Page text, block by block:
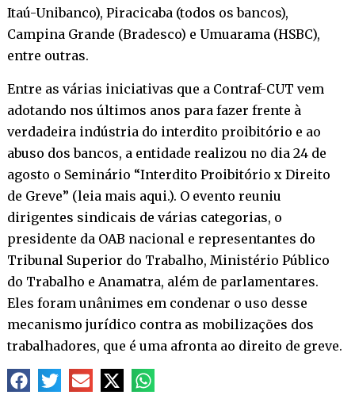
Itaú-Unibanco), Piracicaba (todos os bancos),
Campina Grande (Bradesco) e Umuarama (HSBC),
entre outras.
Entre as várias iniciativas que a Contraf-CUT vem
adotando nos últimos anos para fazer frente à
verdadeira indústria do interdito proibitório e ao
abuso dos bancos, a entidade realizou no dia 24 de
agosto o Seminário “Interdito Proibitório x Direito
de Greve” (leia mais aqui.). O evento reuniu
dirigentes sindicais de várias categorias, o
presidente da OAB nacional e representantes do
Tribunal Superior do Trabalho, Ministério Público
do Trabalho e Anamatra, além de parlamentares.
Eles foram unânimes em condenar o uso desse
mecanismo jurídico contra as mobilizações dos
trabalhadores, que é uma afronta ao direito de greve.